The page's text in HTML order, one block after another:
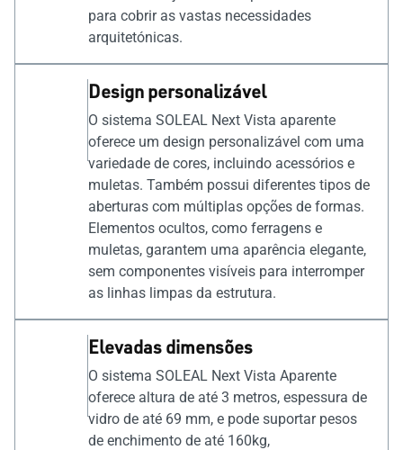
para cobrir as vastas necessidades
arquitetónicas.
Design personalizável
O sistema SOLEAL Next Vista aparente
oferece um design personalizável com uma
variedade de cores, incluindo acessórios e
muletas. Também possui diferentes tipos de
aberturas com múltiplas opções de formas.
Elementos ocultos, como ferragens e
muletas, garantem uma aparência elegante,
sem componentes visíveis para interromper
as linhas limpas da estrutura.
Elevadas dimensões
O sistema SOLEAL Next Vista Aparente
oferece altura de até 3 metros, espessura de
vidro de até 69 mm, e pode suportar pesos
de enchimento de até 160kg,